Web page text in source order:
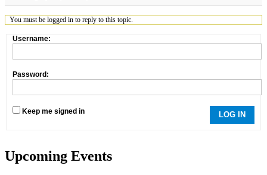
You must be logged in to reply to this topic.
Username:
Password:
Keep me signed in LOG IN
Upcoming Events